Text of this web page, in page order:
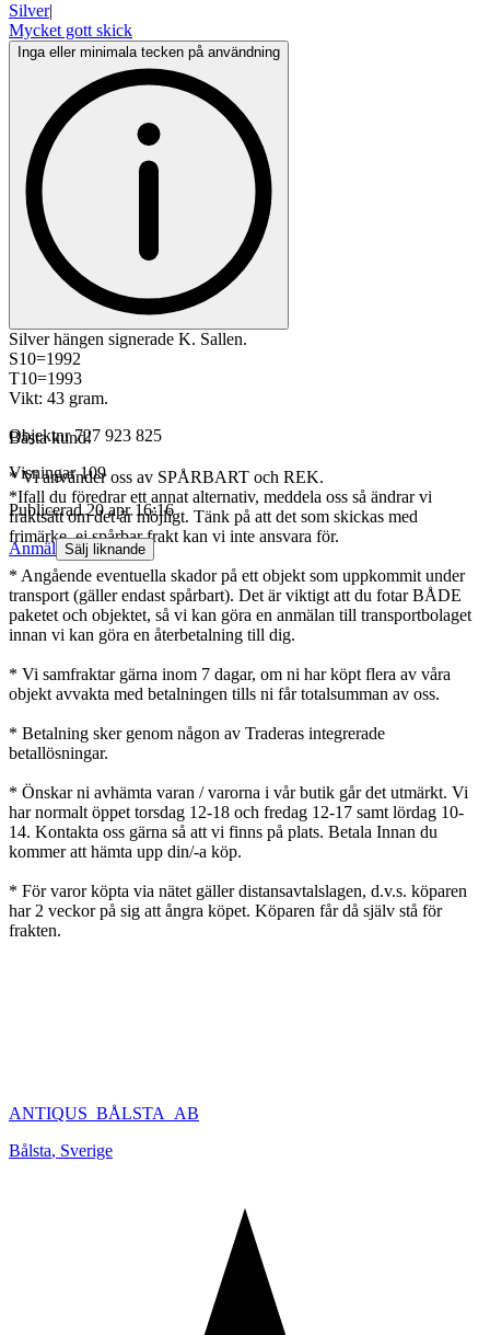
Silver|
Mycket gott skick
Inga eller minimala tecken på användning
Silver hängen signerade K. Sallen.
S10=1992
T10=1993
Vikt: 43 gram.
Bästa kund!
* Vi använder oss av SPÅRBART och REK.
*Ifall du föredrar ett annat alternativ, meddela oss så ändrar vi
fraktsätt om det är möjligt. Tänk på att det som skickas med
frimärke, ej spårbar frakt kan vi inte ansvara för.
* Angående eventuella skador på ett objekt som uppkommit under
transport (gäller endast spårbart). Det är viktigt att du fotar BÅDE
paketet och objektet, så vi kan göra en anmälan till transportbolaget
innan vi kan göra en återbetalning till dig.
* Vi samfraktar gärna inom 7 dagar, om ni har köpt flera av våra
objekt avvakta med betalningen tills ni får totalsumman av oss.
* Betalning sker genom någon av Traderas integrerade
betallösningar.
* Önskar ni avhämta varan / varorna i vår butik går det utmärkt. Vi
har normalt öppet torsdag 12-18 och fredag 12-17 samt lördag 10-
14. Kontakta oss gärna så att vi finns på plats. Betala Innan du
kommer att hämta upp din/-a köp.
* För varor köpta via nätet gäller distansavtalslagen, d.v.s. köparen
har 2 veckor på sig att ångra köpet. Köparen får då själv stå för
frakten.
Objektnr 727 923 825
Visningar 109
Publicerad 20 apr 16:16
Anmäl Sälj liknande
ANTIQUS_BÅLSTA_AB
Bålsta, Sverige